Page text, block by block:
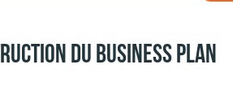
du Business Plan